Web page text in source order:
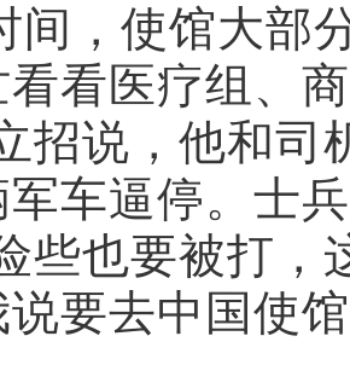
间，使馆大部
看医疗组、
招说，他和
军车逼停。士
些也要被打，
要去中国使